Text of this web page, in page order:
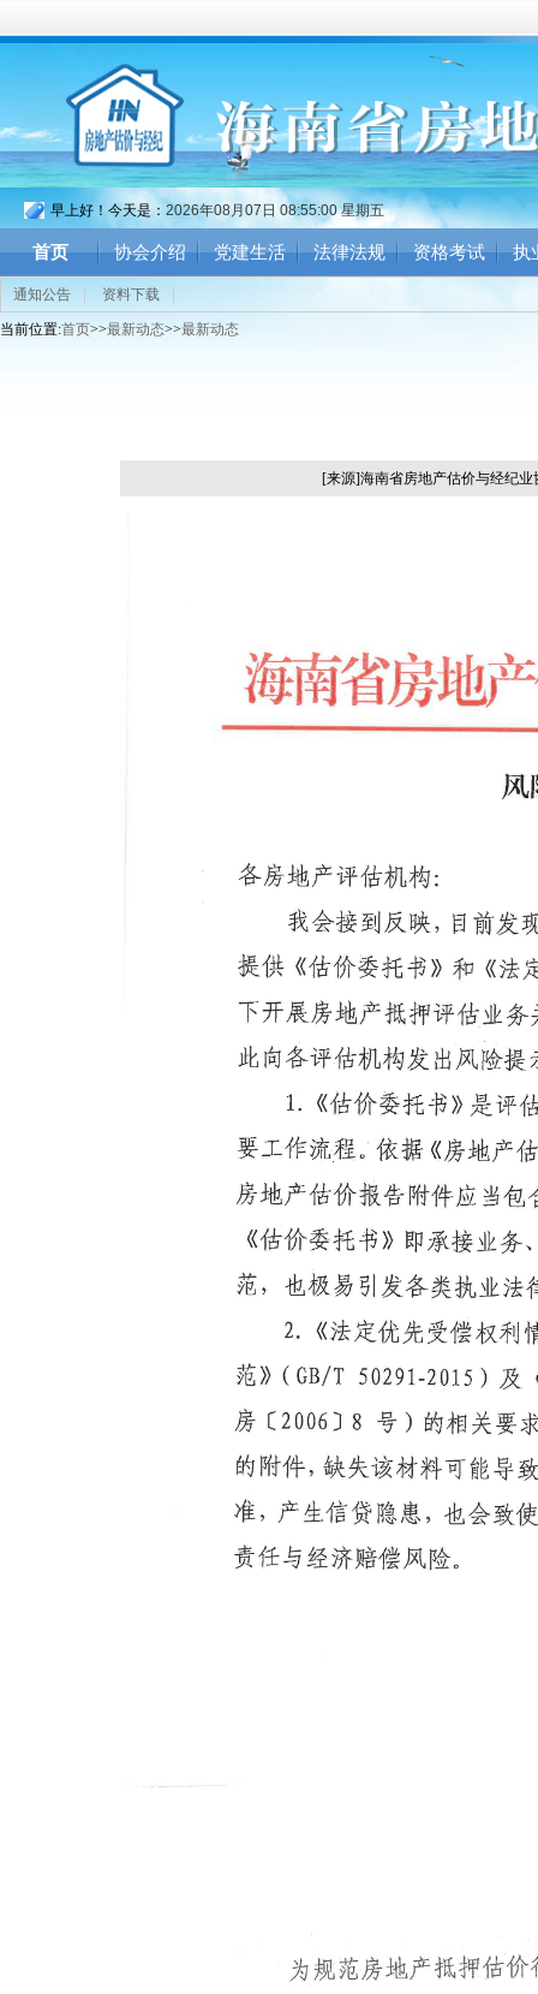
早上好！今天是： 2026年08月07日 08:55:01 星期五
首页 协会介绍 党建生活 法律法规 资格考试 执
通知公告 资料下载
当前位置:首页>>最新动态>>最新动态
[来源]海南省房地产估价与经纪